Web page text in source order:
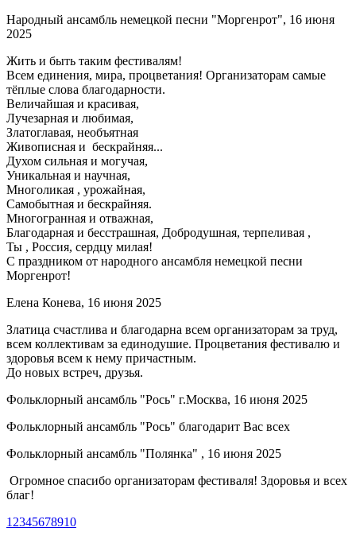
Народный ансамбль немецкой песни "Моргенрот", 16 июня
2025
Жить и быть таким фестивалям!
Всем единения, мира, процветания! Организаторам самые
тёплые слова благодарности.
Величайшая и красивая,
Лучезарная и любимая,
Златоглавая, необъятная
Живописная и бескрайняя...
Духом сильная и могучая,
Уникальная и научная,
Многоликая , урожайная,
Самобытная и бескрайняя.
Многогранная и отважная,
Благодарная и бесстрашная, Добродушная, терпеливая ,
Ты , Россия, сердцу милая!
С праздником от народного ансамбля немецкой песни
Моргенрот!
Елена Конева, 16 июня 2025
Златица счастлива и благодарна всем организаторам за труд,
всем коллективам за единодушие. Процветания фестивалю и
здоровья всем к нему причастным.
До новых встреч, друзья.
Фольклорный ансамбль "Рось" г.Москва, 16 июня 2025
Фольклорный ансамбль "Рось" благодарит Вас всех
Фольклорный ансамбль "Полянка" , 16 июня 2025
Огромное спасибо организаторам фестиваля! Здоровья и всех
благ!
1 2345678910